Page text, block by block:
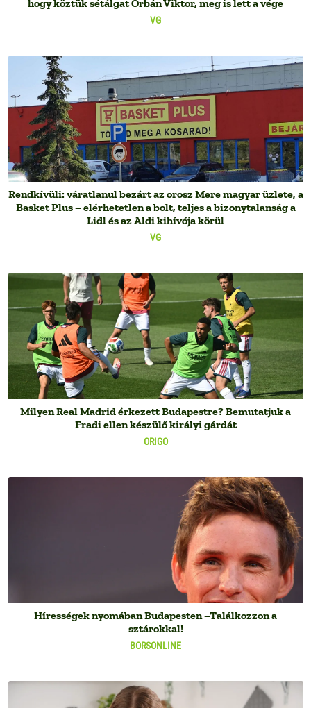
VG
hogy köztük sétálgat Orbán Viktor, meg is lett a vége
VG
Rendkívüli: váratlanul bezárt az orosz Mere magyar üzlete, a
Basket Plus – elérhetetlen a bolt, teljes a bizonytalanság a
Lidl és az Aldi kihívója körül
ORIGO
Milyen Real Madrid érkezett Budapestre? Bemutatjuk a
Fradi ellen készülő királyi gárdát
BORSONLINE
Hírességek nyomában Budapesten –Találkozzon a
sztárokkal!